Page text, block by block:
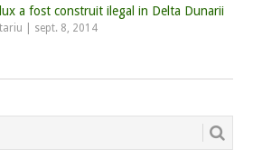
a fost construit ilegal in Delta Dunarii
sept. 8, 2014